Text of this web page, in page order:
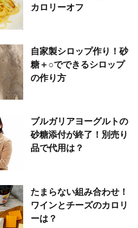
カロリーオフ
自家製シロップ作り！砂
糖＋○でできるシロップ
の作り方
ブルガリアヨーグルトの
砂糖添付が終了！別売り
品で代用は？
たまらない組み合わせ！
ワインとチーズのカロリ
ーは？